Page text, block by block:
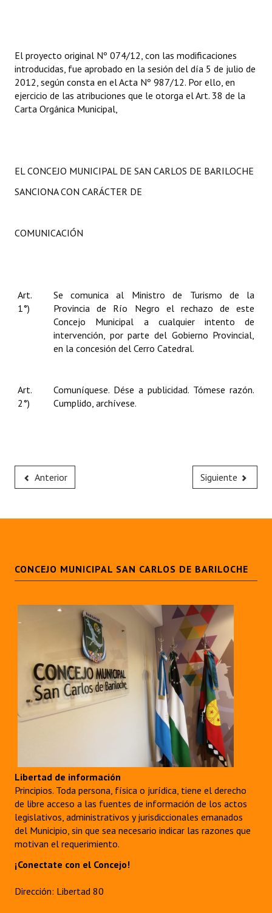
El proyecto original Nº 074/12, con las modificaciones
introducidas, fue aprobado en la sesión del día 5 de julio de
2012, según consta en el Acta Nº 987/12. Por ello, en
ejercicio de las atribuciones que le otorga el Art. 38 de la
Carta Orgánica Municipal,
EL CONCEJO MUNICIPAL DE SAN CARLOS DE BARILOCHE
SANCIONA CON CARÁCTER DE
COMUNICACIÓN
Art.
1°)
Se comunica al Ministro de Turismo de la
Provincia de Río Negro el rechazo de este
Concejo Municipal a cualquier intento de
intervención, por parte del Gobierno Provincial,
en la concesión del Cerro Catedral.
Art.
2°)
Comuníquese. Dése a publicidad. Tómese razón.
Cumplido, archívese.
Anterior Siguiente
CONCEJO MUNICIPAL SAN CARLOS DE BARILOCHE
Libertad de información
Principios. Toda persona, física o jurídica, tiene el derecho
de libre acceso a las fuentes de información de los actos
legislativos, administrativos y jurisdiccionales emanados
del Municipio, sin que sea necesario indicar las razones que
motivan el requerimiento.
¡Conectate con el Concejo!
Dirección: Libertad 80